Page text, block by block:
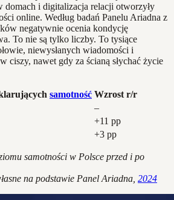
domach i digitalizacja relacji otworzyły
online. Według badań Panelu Ariadna z
negatywnie ocenia kondycję
To nie są tylko liczby. To tysiące
niewysłanych wiadomości i
ciszy, nawet gdy za ścianą słychać życie
samotność Wzrost r/r
–
+11 pp
+3 pp
samotności w Polsce przed i po
na podstawie Panel Ariadna, 2024